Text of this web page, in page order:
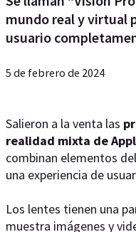
mundo real y virtual
usuario
5 de febrero de 2024
Salieron a la venta las
realidad mixta de
combinan elementos
una experiencia de
Los lentes tienen una
muestra imágenes y